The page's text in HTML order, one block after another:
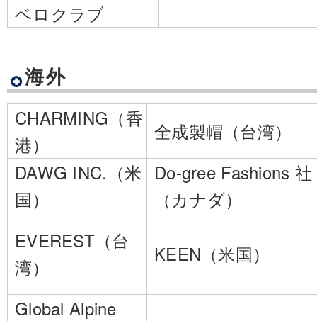
ベロクラブ
海外
CHARMING（香
港）
全成製帽（台湾）
DAWG INC.（米
国）
Do-gree Fashions 社
（カナダ）
EVEREST（台
湾）
KEEN（米国）
Global Alpine